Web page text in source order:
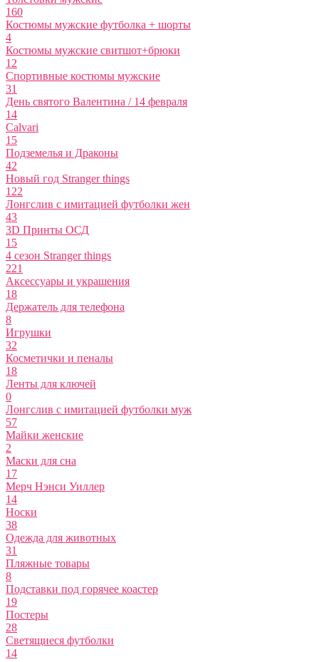
160
Костюмы мужские футболка + шорты
4
Костюмы мужские свитшот+брюки
12
Спортивные костюмы мужские
31
День святого Валентина / 14 февраля
14
Calvari
15
Подземелья и Драконы
42
Новый год Stranger things
122
Лонгслив с имитацией футболки жен
43
3D Принты ОСД
15
4 сезон Stranger things
221
Аксессуары и украшения
18
Держатель для телефона
8
Игрушки
32
Косметички и пеналы
18
Ленты для ключей
0
Лонгслив с имитацией футболки муж
57
Майки женские
2
Маски для сна
17
Мерч Нэнси Уиллер
14
Носки
38
Одежда для животных
31
Пляжные товары
8
Подставки под горячее коастер
19
Постеры
28
Светящиеся футболки
14